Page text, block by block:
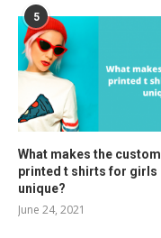
5
What makes the custom
printed t shirts for girls
unique?
June 24, 2021